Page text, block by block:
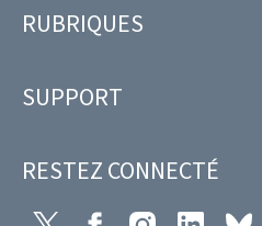
Pied
page
RUBRIQUES
SUPPORT
RESTEZ CONNECTÉ